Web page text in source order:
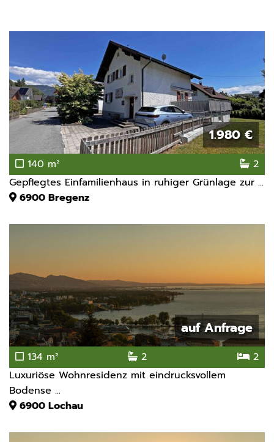
1.980 €
140 m²
2
Gepflegtes Einfamilienhaus in ruhiger Grünlage zur ...
6900 Bregenz
auf Anfrage
134 m² 2
2
Luxuriöse Wohnresidenz mit eindrucksvollem
Bodense ...
6900 Lochau